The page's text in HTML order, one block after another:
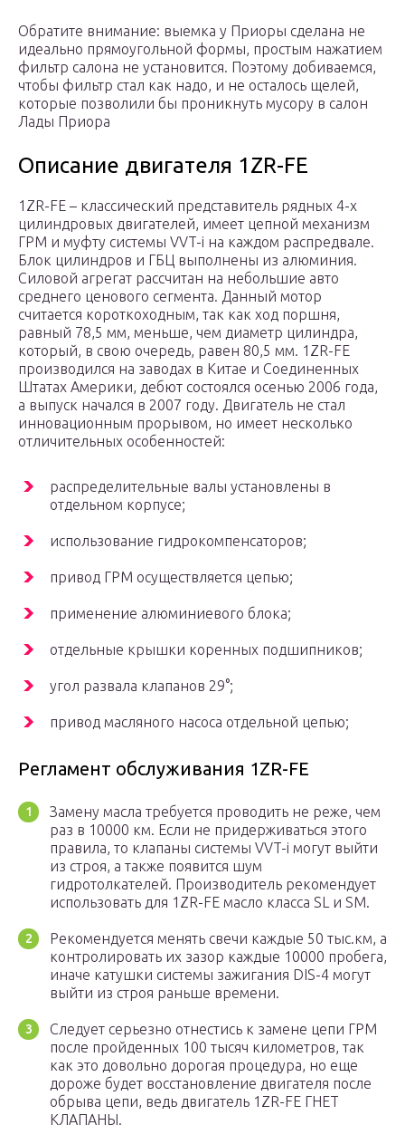
Обратите внимание: выемка у Приоры сделана не
идеально прямоугольной формы, простым нажатием
фильтр салона не установится. Поэтому добиваемся,
чтобы фильтр стал как надо, и не осталось щелей,
которые позволили бы проникнуть мусору в салон
Лады Приора
Описание двигателя 1ZR-FE
1ZR-FE – классический представитель рядных 4-х
цилиндровых двигателей, имеет цепной механизм
ГРМ и муфту системы VVT-i на каждом распредвале.
Блок цилиндров и ГБЦ выполнены из алюминия.
Силовой агрегат рассчитан на небольшие авто
среднего ценового сегмента. Данный мотор
считается короткоходным, так как ход поршня,
равный 78,5 мм, меньше, чем диаметр цилиндра,
который, в свою очередь, равен 80,5 мм. 1ZR-FE
производился на заводах в Китае и Соединенных
Штатах Америки, дебют состоялся осенью 2006 года,
а выпуск начался в 2007 году. Двигатель не стал
инновационным прорывом, но имеет несколько
отличительных особенностей:
распределительные валы установлены в
отдельном корпусе;
использование гидрокомпенсаторов;
привод ГРМ осуществляется цепью;
применение алюминиевого блока;
отдельные крышки коренных подшипников;
угол развала клапанов 29°;
привод масляного насоса отдельной цепью;
Регламент обслуживания 1ZR-FE
Замену масла требуется проводить не реже, чем
раз в 10000 км. Если не придерживаться этого
правила, то клапаны системы VVT-i могут выйти
из строя, а также появится шум
гидротолкателей. Производитель рекомендует
использовать для 1ZR-FE масло класса SL и SM.
Рекомендуется менять свечи каждые 50 тыс.км, а
контролировать их зазор каждые 10000 пробега,
иначе катушки системы зажигания DIS-4 могут
выйти из строя раньше времени.
Следует серьезно отнестись к замене цепи ГРМ
после пройденных 100 тысяч километров, так
как это довольно дорогая процедура, но еще
дороже будет восстановление двигателя после
обрыва цепи, ведь двигатель 1ZR-FE ГНЕТ
КЛАПАНЫ.